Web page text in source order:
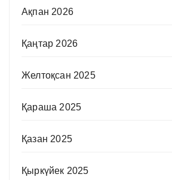
Ақпан 2026
Қаңтар 2026
Желтоқсан 2025
Қараша 2025
Қазан 2025
Қыркүйек 2025